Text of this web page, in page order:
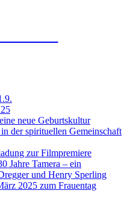
neue Geburtskultur
der spirituellen Gemeinschaft
zur Filmpremiere
Jahre Tamera – ein
und Henry Sperling
2025 zum Frauentag